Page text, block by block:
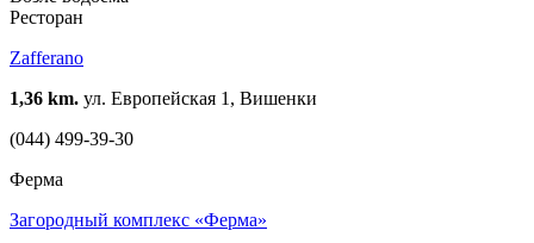
Ресторан
Zafferano
1,36 km. ул. Европейская 1, Вишенки
(044) 499-39-30
Ферма
Загородный комплекс «Ферма»